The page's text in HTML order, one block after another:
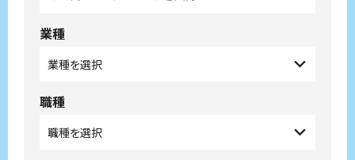
業種
職種